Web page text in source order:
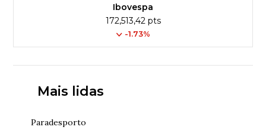
Ibovespa
172,513,42 pts
-1.73%
Mais lidas
Paradesporto